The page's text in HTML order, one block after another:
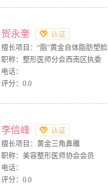
贺永奎
擅长项目：“脂”黄金自体脂肪塑
职称：整形医师分会西南区执委
电话：
评分：0.0
李信峰
擅长项目：黄金三角鼻雕
职称：美容整形医师协会会员
电话：
评分：0.0